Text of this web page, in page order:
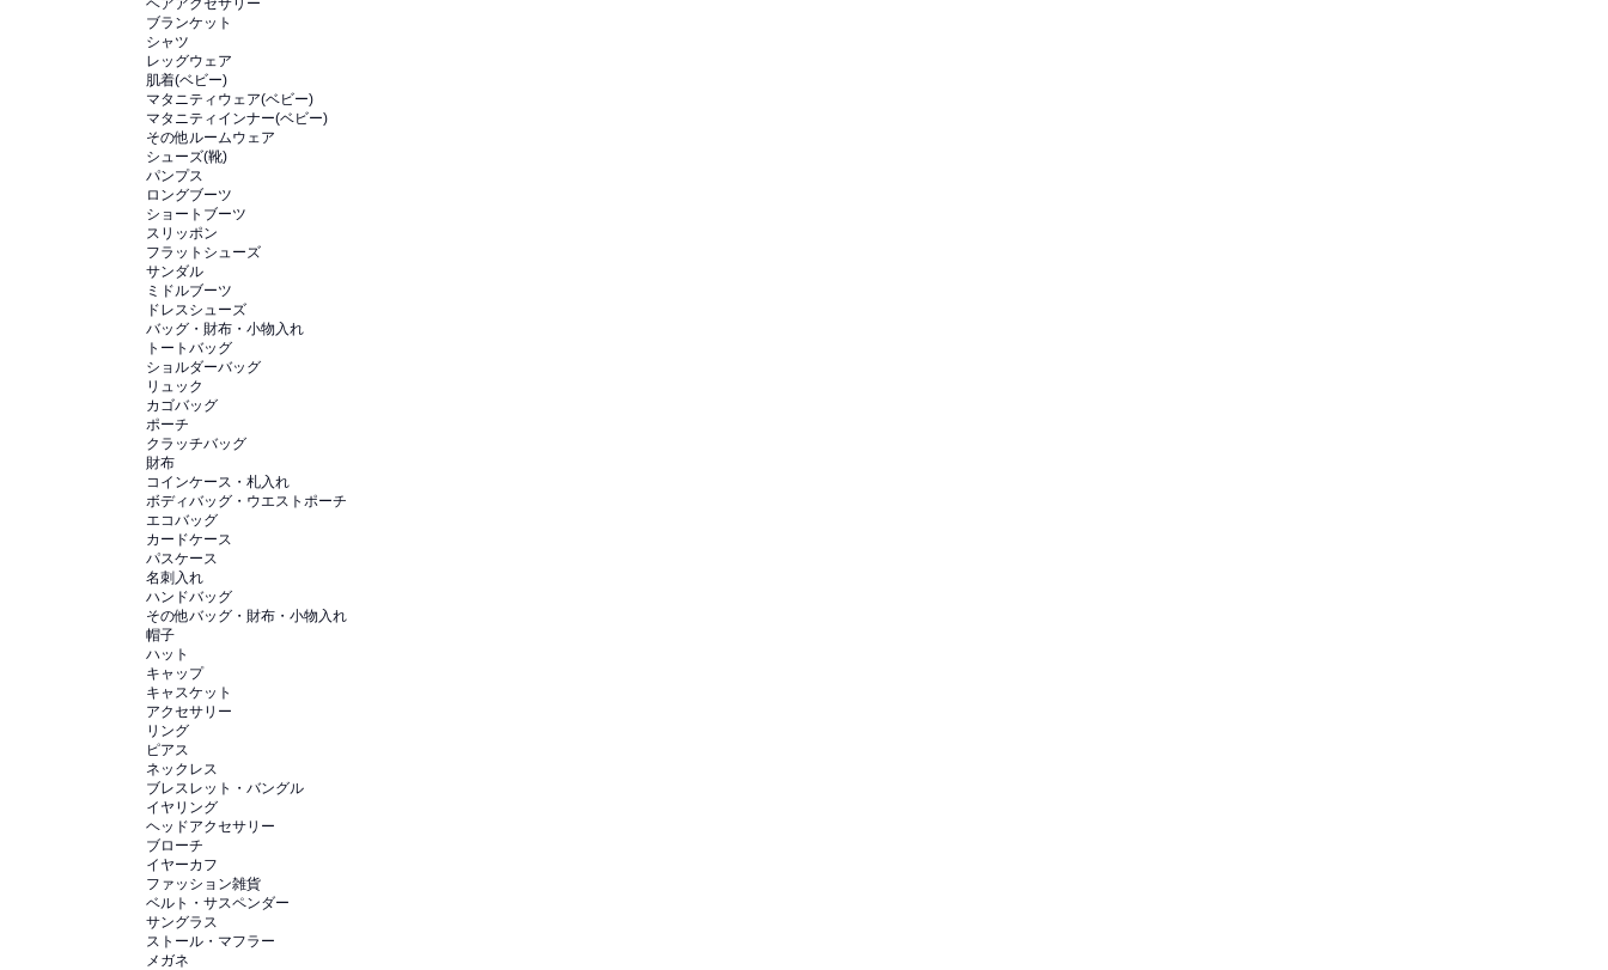
ヘアアクセサリー
ブランケット
シャツ
レッグウェア
肌着(ベビー)
マタニティウェア(ベビー)
マタニティインナー(ベビー)
その他ルームウェア
シューズ(靴)
パンプス
ロングブーツ
ショートブーツ
スリッポン
フラットシューズ
サンダル
ミドルブーツ
ドレスシューズ
バッグ・財布・小物入れ
トートバッグ
ショルダーバッグ
リュック
カゴバッグ
ポーチ
クラッチバッグ
財布
コインケース・札入れ
ボディバッグ・ウエストポーチ
エコバッグ
カードケース
パスケース
名刺入れ
ハンドバッグ
その他バッグ・財布・小物入れ
帽子
ハット
キャップ
キャスケット
アクセサリー
リング
ピアス
ネックレス
ブレスレット・バングル
イヤリング
ヘッドアクセサリー
ブローチ
イヤーカフ
ファッション雑貨
ベルト・サスペンダー
サングラス
ストール・マフラー
メガネ